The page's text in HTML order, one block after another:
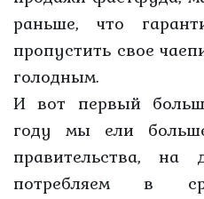
раньше, что
пропустить свое
голодным.
И вот первый
году мы ели
правительства,
потребляем в